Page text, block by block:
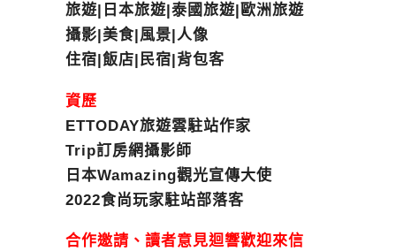
旅遊|日本旅遊|泰國旅遊|歐洲旅遊
攝影|美食|風景|人像
住宿|飯店|民宿|背包客
資歷
ETTODAY旅遊雲駐站作家
Trip訂房網攝影師
日本Wamazing觀光宣傳大使
2022食尚玩家駐站部落客
合作邀請、讀者意見迴響歡迎來信